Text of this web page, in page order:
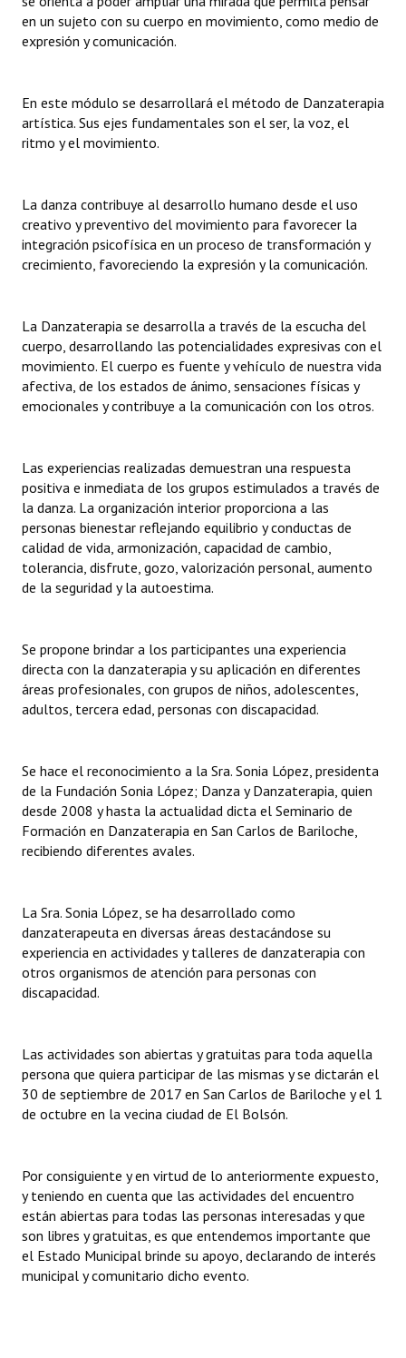
en un sujeto con su cuerpo en movimiento, como medio de
expresión y comunicación.
En este módulo se desarrollará el método de Danzaterapia
artística. Sus ejes fundamentales son el ser, la voz, el
ritmo y el movimiento.
La danza contribuye al desarrollo humano desde el uso
creativo y preventivo del movimiento para favorecer la
integración psicofísica en un proceso de transformación y
crecimiento, favoreciendo la expresión y la comunicación.
La Danzaterapia se desarrolla a través de la escucha del
cuerpo, desarrollando las potencialidades expresivas con el
movimiento. El cuerpo es fuente y vehículo de nuestra vida
afectiva, de los estados de ánimo, sensaciones físicas y
emocionales y contribuye a la comunicación con los otros.
Las experiencias realizadas demuestran una respuesta
positiva e inmediata de los grupos estimulados a través de
la danza. La organización interior proporciona a las
personas bienestar reflejando equilibrio y conductas de
calidad de vida, armonización, capacidad de cambio,
tolerancia, disfrute, gozo, valorización personal, aumento
de la seguridad y la autoestima.
Se propone brindar a los participantes una experiencia
directa con la danzaterapia y su aplicación en diferentes
áreas profesionales, con grupos de niños, adolescentes,
adultos, tercera edad, personas con discapacidad.
Se hace el reconocimiento a la Sra. Sonia López, presidenta
de la Fundación Sonia López; Danza y Danzaterapia, quien
desde 2008 y hasta la actualidad dicta el Seminario de
Formación en Danzaterapia en San Carlos de Bariloche,
recibiendo diferentes avales.
La Sra. Sonia López, se ha desarrollado como
danzaterapeuta en diversas áreas destacándose su
experiencia en actividades y talleres de danzaterapia con
otros organismos de atención para personas con
discapacidad.
Las actividades son abiertas y gratuitas para toda aquella
persona que quiera participar de las mismas y se dictarán el
30 de septiembre de 2017 en San Carlos de Bariloche y el 1
de octubre en la vecina ciudad de El Bolsón.
Por consiguiente y en virtud de lo anteriormente expuesto,
y teniendo en cuenta que las actividades del encuentro
están abiertas para todas las personas interesadas y que
son libres y gratuitas, es que entendemos importante que
el Estado Municipal brinde su apoyo, declarando de interés
municipal y comunitario dicho evento.